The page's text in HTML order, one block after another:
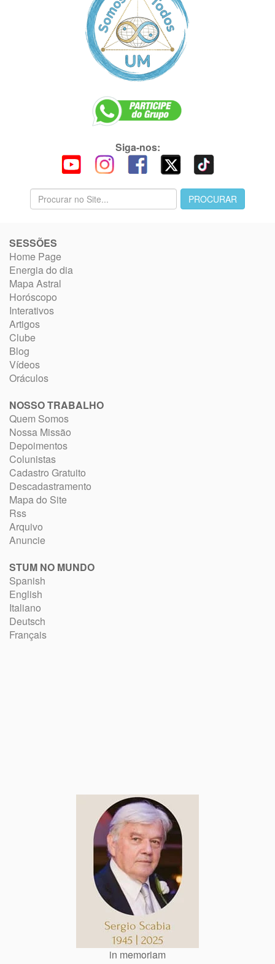
Siga-nos:
SESSÕES
Home Page
Energia do dia
Mapa Astral
Horóscopo
Interativos
Artigos
Clube
Blog
Vídeos
Oráculos
NOSSO TRABALHO
Quem Somos
Nossa Missão
Depoimentos
Colunistas
Cadastro Gratuito
Descadastramento
Mapa do Site
Rss
Arquivo
Anuncie
STUM NO MUNDO
Spanish
English
Italiano
Deutsch
Français
in memoriam